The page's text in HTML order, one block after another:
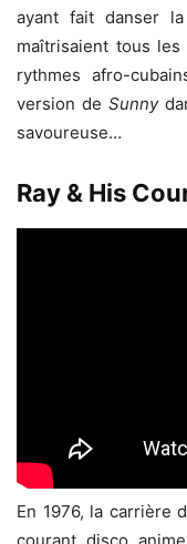
ayant fait danser
maîtrisaient tous
rythmes afro-
version de Sunny
savoureuse…
Ray & His
En 1976, la carrière